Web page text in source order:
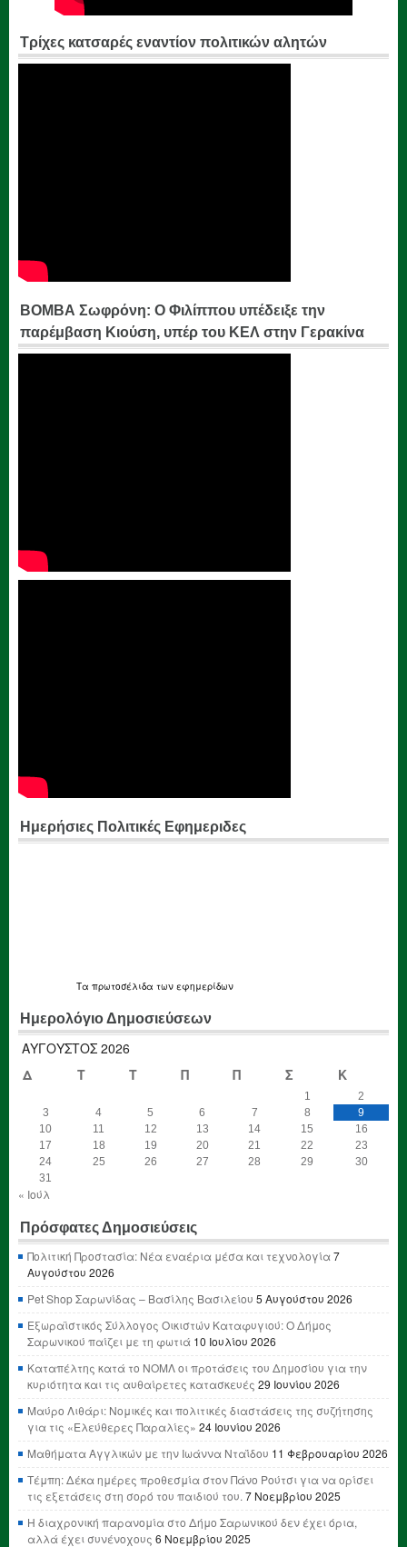
Τρίχες κατσαρές εναντίον πολιτικών αλητών
ΒΟΜΒΑ Σωφρόνη: Ο Φιλίππου υπέδειξε την
παρέμβαση Κιούση, υπέρ του ΚΕΛ στην Γερακίνα
Ημερήσιες Πολιτικές Εφημεριδες
Τα πρωτοσέλιδα των εφημερίδων
Ημερολόγιο Δημοσιεύσεων
ΑΎΓΟΥΣΤΟΣ 2026
Δ
Τ Τ Π Π Σ Κ
1
2
3
4 5 6 7 8
9
10
11 12 13 14 15
16
17
18 19 20 21 22
23
24
25 26 27 28 29
30
31
« Ιούλ
Πρόσφατες Δημοσιεύσεις
Πολιτική Προστασία: Νέα εναέρια μέσα και τεχνολογία7
Αυγούστου 2026
Pet Shop Σαρωνίδας – Βασίλης Βασιλείου 5 Αυγούστου 2026
Εξωραϊστικός Σύλλογος Οικιστών Καταφυγιού: Ο Δήμος
Σαρωνικού παίζει με τη φωτιά 10 Ιουλίου 2026
Καταπέλτης κατά το ΝΟΜΛ οι προτάσεις του Δημοσίου για την
κυριότητα και τις αυθαίρετες κατασκευές 29 Ιουνίου 2026
Μαύρο Λιθάρι: Νομικές και πολιτικές διαστάσεις της συζήτησης
για τις «Ελεύθερες Παραλίες» 24 Ιουνίου 2026
Μαθήματα Αγγλικών με την Ιωάννα Νταΐδου 11 Φεβρουαρίου 2026
Τέμπη: Δέκα ημέρες προθεσμία στον Πάνο Ρούτσι για να ορίσει
τις εξετάσεις στη σορό του παιδιού του. 7 Νοεμβρίου 2025
Η διαχρονική παρανομία στο Δήμο Σαρωνικού δεν έχει όρια,
αλλά έχει συνένοχους 6 Νοεμβρίου 2025